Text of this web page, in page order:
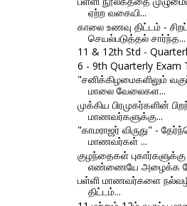
ஏற்ற வகையி...
காலை உணவு திட்டம் -
செயல்படுத்தல் சார்ந்த...
11 & 12th Std -
6 - 9th Quarterly Exam
"சனிக்கிழமைகளிலும்
மாலை வேலைகள...
முக்கிய பிரமுகர்களின்
மாணவர்களுக்கு...
"காமராஜர் விருது" -
மாணவர்கள் ...
குழந்தைகள்
எண்ணையே அழைக்க
பள்ளி மாணவர்களை
திட்டம்...